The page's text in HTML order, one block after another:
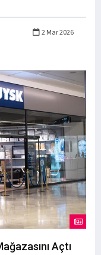
2 Mar 2026
Açtı